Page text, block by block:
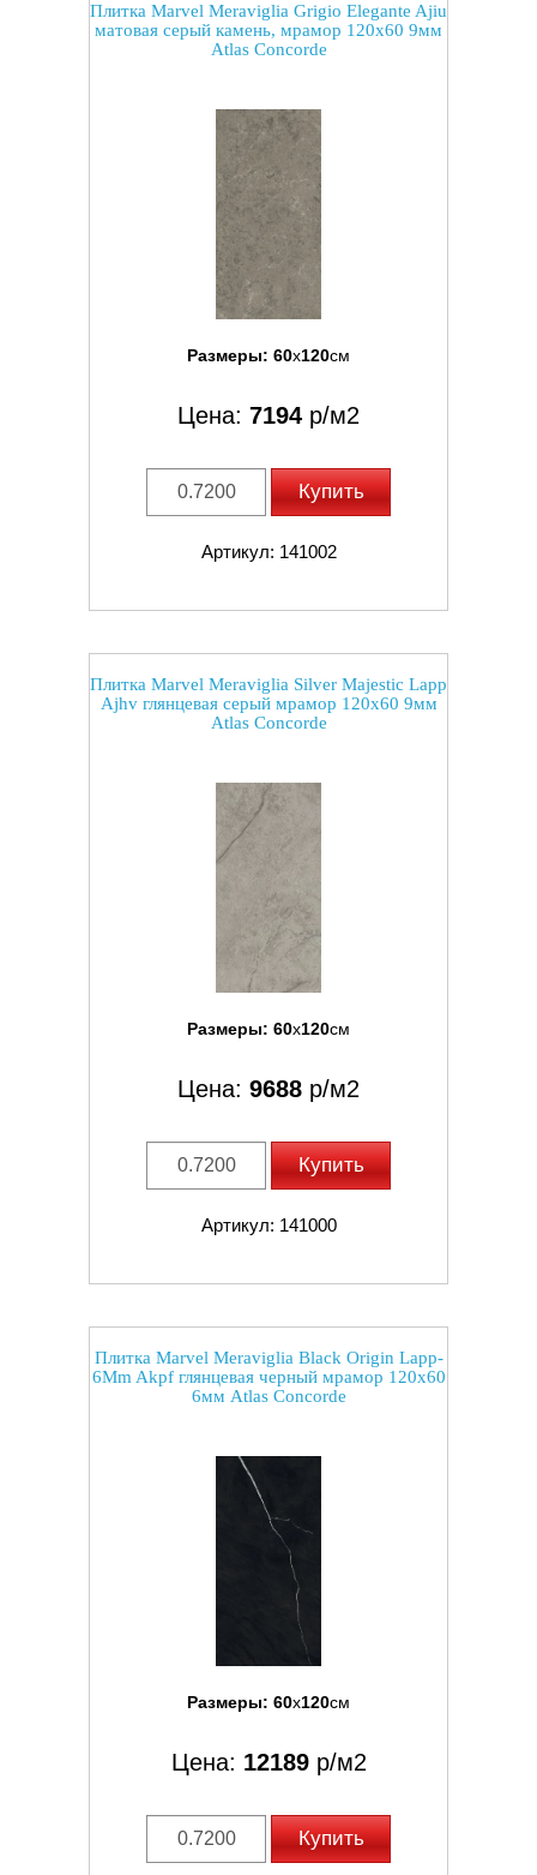
Плитка Marvel Meraviglia Grigio Elegante Ajiu
матовая серый камень, мрамор 120x60 9мм
Atlas Concorde
Размеры: 60x120см
Цена: 7194 р/м2
Купить
Артикул: 141002
Плитка Marvel Meraviglia Silver Majestic Lapp
Ajhv глянцевая серый мрамор 120x60 9мм
Atlas Concorde
Размеры: 60x120см
Цена: 9688 р/м2
Купить
Артикул: 141000
Плитка Marvel Meraviglia Black Origin Lapp-
6Mm Akpf глянцевая черный мрамор 120x60
6мм Atlas Concorde
Размеры: 60x120см
Цена: 12189р/м2
Купить